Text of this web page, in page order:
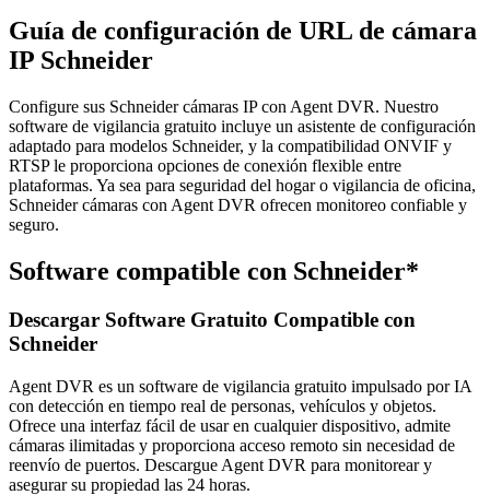
Guía de configuración de URL de cámara
IP Schneider
Configure sus Schneider cámaras IP con Agent DVR. Nuestro
software de vigilancia gratuito incluye un asistente de configuración
adaptado para modelos Schneider, y la compatibilidad ONVIF y
RTSP le proporciona opciones de conexión flexible entre
plataformas. Ya sea para seguridad del hogar o vigilancia de oficina,
Schneider cámaras con Agent DVR ofrecen monitoreo confiable y
seguro.
Software compatible con Schneider*
Descargar Software Gratuito Compatible con
Schneider
Agent DVR es un software de vigilancia gratuito impulsado por IA
con detección en tiempo real de personas, vehículos y objetos.
Ofrece una interfaz fácil de usar en cualquier dispositivo, admite
cámaras ilimitadas y proporciona acceso remoto sin necesidad de
reenvío de puertos. Descargue Agent DVR para monitorear y
asegurar su propiedad las 24 horas.